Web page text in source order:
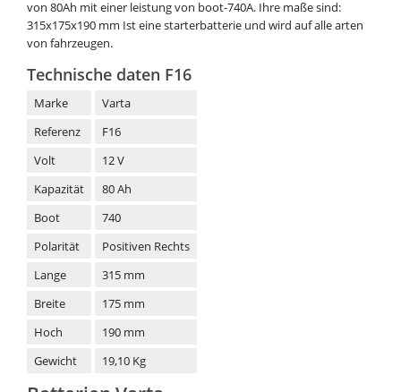
von 80Ah mit einer leistung von boot-740A. Ihre maße sind:
315x175x190 mm Ist eine starterbatterie und wird auf alle arten
von fahrzeugen.
Technische daten F16
Marke
Varta
Referenz
F16
Volt
12 V
Kapazität
80 Ah
Boot
740
Polarität
Positiven Rechts
Lange
315 mm
Breite
175 mm
Hoch
190 mm
Gewicht
19,10 Kg